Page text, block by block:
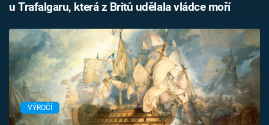
u Trafalgaru, která z Britů udělala vládce moří
VÝROČÍ